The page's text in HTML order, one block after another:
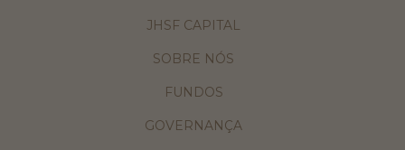
JHSF CAPITAL
SOBRE NÓS
FUNDOS
GOVERNANÇA